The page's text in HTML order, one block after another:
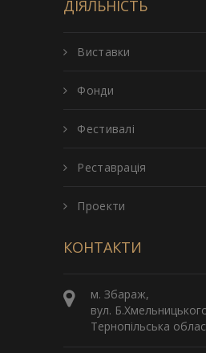
ДІЯЛЬНІСТЬ
Виставки
Фонди
Фестивалі
Реставрація
Проекти
КОНТАКТИ
м. Збараж,
вул.
Тернопільська